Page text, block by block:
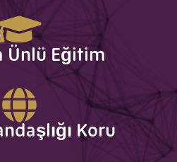
Ünlü Eğitim
Koru